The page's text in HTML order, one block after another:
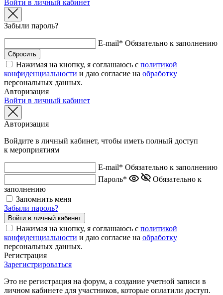
Войти в личный кабинет
Забыли пароль?
E-mail* Обязательно к заполнению
Нажимая на кнопку, я соглашаюсь с политикой
конфиденциальности и даю согласие на обработку
персональных данных.
Авторизация
Войти в личный кабинет
Авторизация
Войдите в личный кабинет, чтобы иметь полный доступ
к мероприятиям
E-mail* Обязательно к заполнению
Пароль*
Обязательно к
заполнению
Запомнить меня
Забыли пароль?
Нажимая на кнопку, я соглашаюсь с политикой
конфиденциальности и даю согласие на обработку
персональных данных.
Регистрация
Зарегистрироваться
Это не регистрация на форум, а создание учетной записи в
личном кабинете для участников, которые оплатили доступ.